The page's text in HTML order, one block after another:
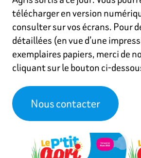
télécharger en version
consulter sur vos écrans. Pour
détaillées (en vue d’une
exemplaires papiers, merci de
cliquant sur le bouton ci-
Nous contacter